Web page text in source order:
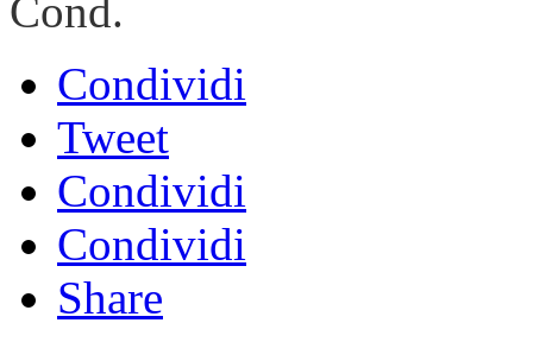
Cond.
Condividi
Tweet
Condividi
Condividi
Share